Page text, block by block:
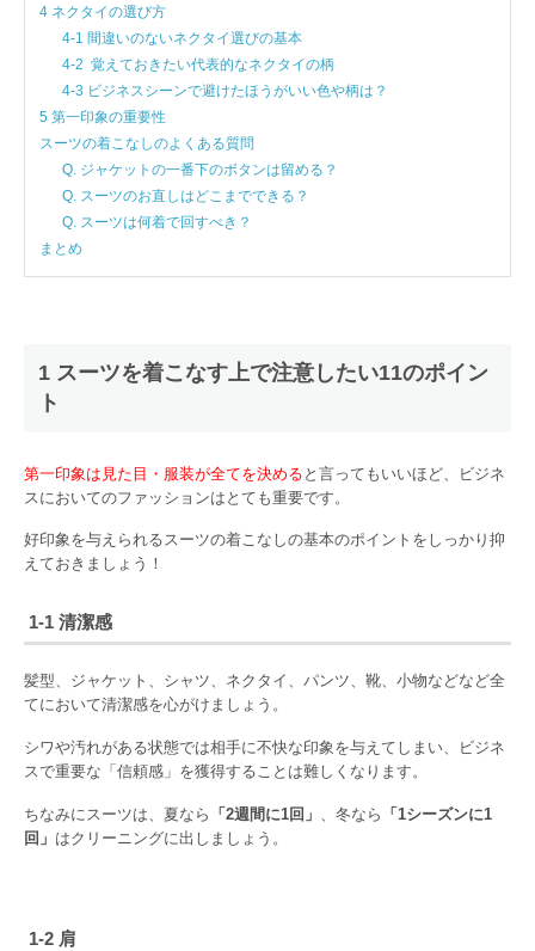
4 ネクタイの選び方
4-1 間違いのないネクタイ選びの基本
4-2 覚えておきたい代表的なネクタイの柄
4-3 ビジネスシーンで避けたほうがいい色や柄は？
5 第一印象の重要性
スーツの着こなしのよくある質問
Q. ジャケットの一番下のボタンは留める？
Q. スーツのお直しはどこまでできる？
Q. スーツは何着で回すべき？
まとめ
1 スーツを着こなす上で注意したい11のポイン
ト
第一印象は見た目・服装が全てを決める と言ってもいいほど、ビジネ
スにおいてのファッションはとても重要です。
好印象を与えられるスーツの着こなしの基本のポイントをしっかり抑
えておきましょう！
1-1 清潔感
髪型、ジャケット、シャツ、ネクタイ、パンツ、靴、小物などなど全
てにおいて清潔感を心がけましょう。
シワや汚れがある状態では相手に不快な印象を与えてしまい、ビジネ
スで重要な「信頼感」を獲得することは難しくなります。
ちなみにスーツは、夏なら 「2週間に1回」 、冬なら 「1シーズンに1
回」 はクリーニングに出しましょう。
1-2 肩